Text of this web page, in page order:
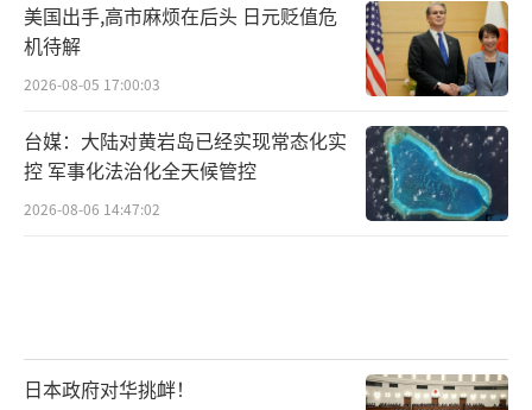
美国出手,高市麻烦在后头 日元贬值危
机待解
2026-08-05 17:00:03
台媒：大陆对黄岩岛已经实现常态化实
控 军事化法治化全天候管控
2026-08-06 14:47:02
日本政府对华挑衅！